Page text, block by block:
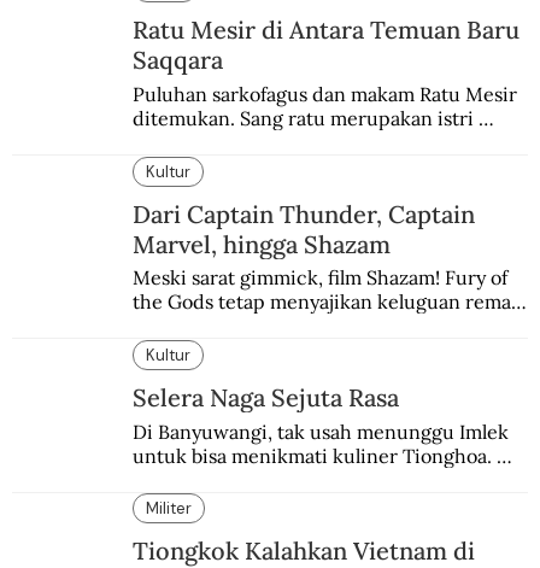
Ratu Mesir di Antara Temuan Baru
Saqqara
Puluhan sarkofagus dan makam Ratu Mesir
ditemukan. Sang ratu merupakan istri
sebelumnya keberadaannya tak pernah
diketahui.
Kultur
Dari Captain Thunder, Captain
Marvel, hingga Shazam
Meski sarat gimmick, film Shazam! Fury of
the Gods tetap menyajikan keluguan remaja
Yunani.
Kultur
Selera Naga Sejuta Rasa
Di Banyuwangi, tak usah menunggu Imlek
untuk bisa menikmati kuliner Tionghoa.
pekan.
Militer
Tiongkok Kalahkan Vietnam di